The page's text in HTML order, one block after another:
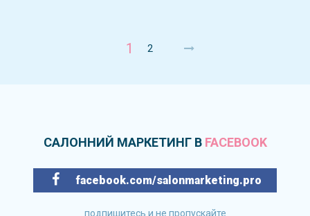
1 2
САЛОННИЙ МАРКЕТИНГ В FACEBOOK
facebook.com/salonmarketing.pro
подпишитесь и не пропускайте